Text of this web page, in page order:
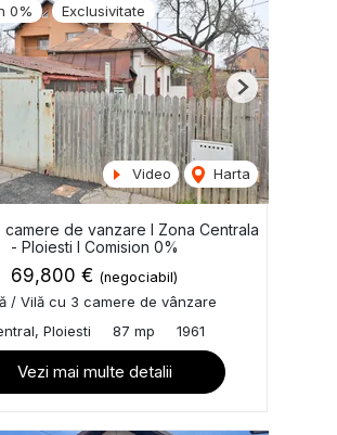
0% Exclusivitate
Video Harta
Next
camere de vanzare I Zona Centrala
- Ploiesti I Comision 0%
69,800 € (negociabil)
/ Vilă cu 3 camere de vânzare
Ploiesti
87 mp 1961
Vezi mai multe detalii